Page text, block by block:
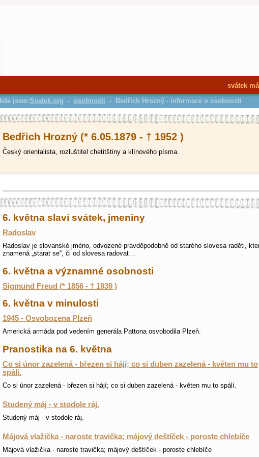
Bedřich Hrozný (* 6.05.1879 - † 1952 )
Český orientalista, rozluštitel chetitštiny a klínového písma.
6. května slaví svátek, jmeniny
Radoslav
Radoslav je slovanské jméno, odvozené pravděpodobně od starého slovesa raděti,
znamená „starat se“, či od slovesa radovat…
6. května a významné osobnosti
Sigmund Freud (* 1856 - † 1939 )
6. května v minulosti
1945 - Osvobozena Plzeň
Americká armáda pod vedením generála Pattona osvobodila Plzeň.
Pranostika na 6. května
Co si únor zazelená - březen si hájí; co si duben zazelená - květen mu to
spálí.
Co si únor zazelená - březen si hájí; co si duben zazelená - květen mu to spálí.
Studený máj - v stodole ráj.
Studený máj - v stodole ráj.
Májová vlažička - naroste travička; májový deštíček - poroste chlebíče
Májová vlažička - naroste travička; májový deštíček - poroste chlebíče
svátek má
kde jsem:Svatek.org - osobnosti - Bedřich Hrozný - informace o osobnosti